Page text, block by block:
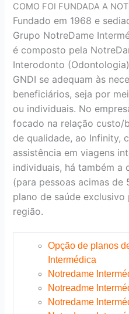
COMO FOI FUNDADA A
Fundado em 1968 e
Grupo NotreDame
é composto pela
Interodonto
GNDI se adequam às
beneficiários, seja por
ou individuais. No
focado na relação custo/
de qualidade, ao Infinity,
assistência em viagens
individuais, há também
(para pessoas acimas de
plano de saúde
região.
Opção de planos
Intermédica
Notredame
Notreadme
Notredame